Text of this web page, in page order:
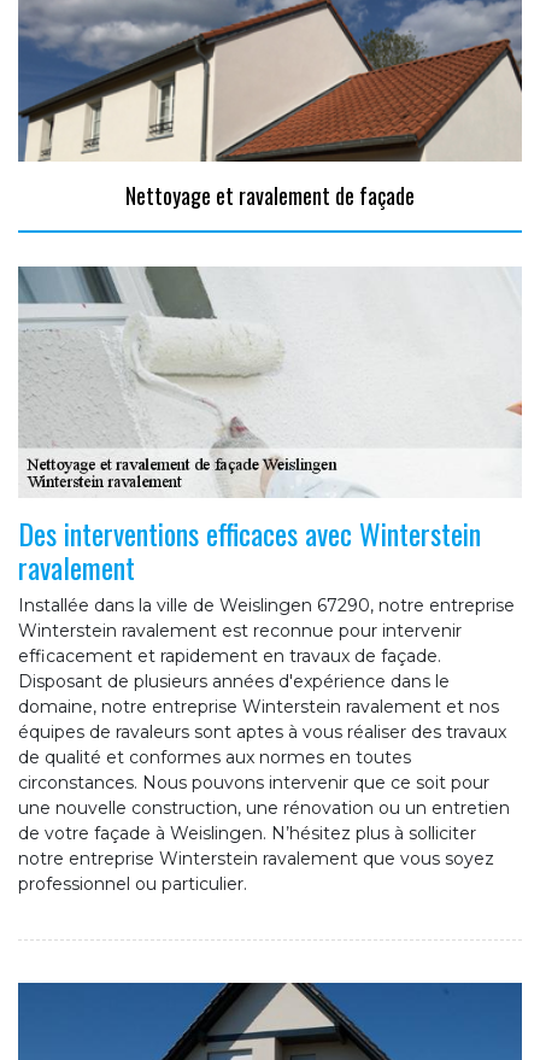
Nettoyage et ravalement de façade
Des interventions efficaces avec Winterstein
ravalement
Installée dans la ville de Weislingen 67290, notre entreprise
Winterstein ravalement est reconnue pour intervenir
efficacement et rapidement en travaux de façade.
Disposant de plusieurs années d'expérience dans le
domaine, notre entreprise Winterstein ravalement et nos
équipes de ravaleurs sont aptes à vous réaliser des travaux
de qualité et conformes aux normes en toutes
circonstances. Nous pouvons intervenir que ce soit pour
une nouvelle construction, une rénovation ou un entretien
de votre façade à Weislingen. N’hésitez plus à solliciter
notre entreprise Winterstein ravalement que vous soyez
professionnel ou particulier.